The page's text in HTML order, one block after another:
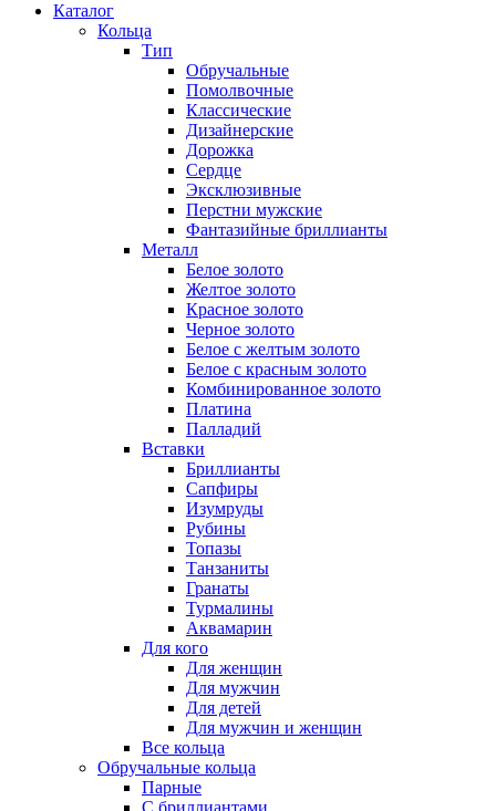
Каталог
Кольца
Тип
Обручальные
Помолвочные
Классические
Дизайнерские
Дорожка
Сердце
Эксклюзивные
Перстни мужские
Фантазийные бриллианты
Металл
Белое золото
Желтое золото
Красное золото
Черное золото
Белое с желтым золото
Белое с красным золото
Комбинированное золото
Платина
Палладий
Вставки
Бриллианты
Сапфиры
Изумруды
Рубины
Топазы
Танзаниты
Гранаты
Турмалины
Аквамарин
Для кого
Для женщин
Для мужчин
Для детей
Для мужчин и женщин
Все кольца
Обручальные кольца
Парные
С бриллиантами